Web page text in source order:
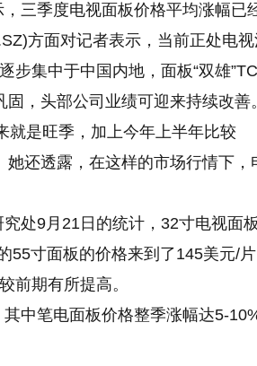
三季度电视面板价格平均涨幅已
方面对记者表示，当前正处电视
步集中于中国内地，面板“双雄
，头部公司业绩可迎来持续改善。
就是旺季，加上今年上半年比较
还透露，在这样的市场行情下，
处9月21日的统计，32寸电视面
寸面板的价格来到了145美元/片
前期有所提高。
中笔电面板价格整季涨幅达5-